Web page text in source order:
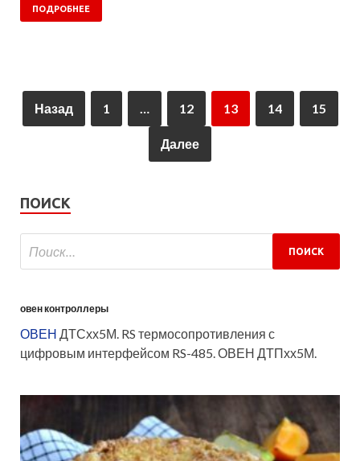
ПОДРОБНЕЕ
Назад 1 … 12 13 14 15
Далее
ПОИСК
овен контроллеры
ОВЕН ДТСхх5М. RS термосопротивления с
цифровым интерфейсом RS-485. ОВЕН ДТПхх5М.